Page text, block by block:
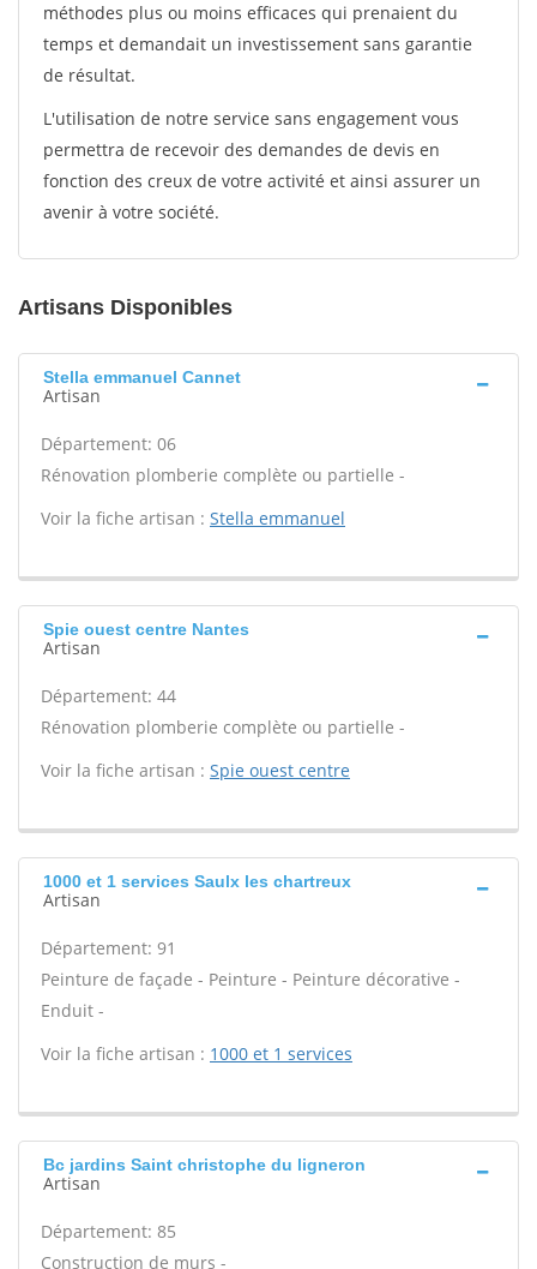
méthodes plus ou moins efficaces qui prenaient du
temps et demandait un investissement sans garantie
de résultat.
L'utilisation de notre service sans engagement vous
permettra de recevoir des demandes de devis en
fonction des creux de votre activité et ainsi assurer un
avenir à votre société.
Artisans Disponibles
Stella emmanuel Cannet
Artisan
Département: 06
Rénovation plomberie complète ou partielle -
Voir la fiche artisan : Stella emmanuel
Spie ouest centre Nantes
Artisan
Département: 44
Rénovation plomberie complète ou partielle -
Voir la fiche artisan : Spie ouest centre
1000 et 1 services Saulx les chartreux
Artisan
Département: 91
Peinture de façade - Peinture - Peinture décorative -
Enduit -
Voir la fiche artisan : 1000 et 1 services
Bc jardins Saint christophe du ligneron
Artisan
Département: 85
Construction de murs -